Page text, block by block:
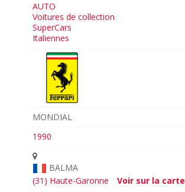
AUTO
Voitures de collection
SuperCars
Italiennes
MONDIAL
1990
BALMA
(31) Haute-Garonne
Voir sur la carte